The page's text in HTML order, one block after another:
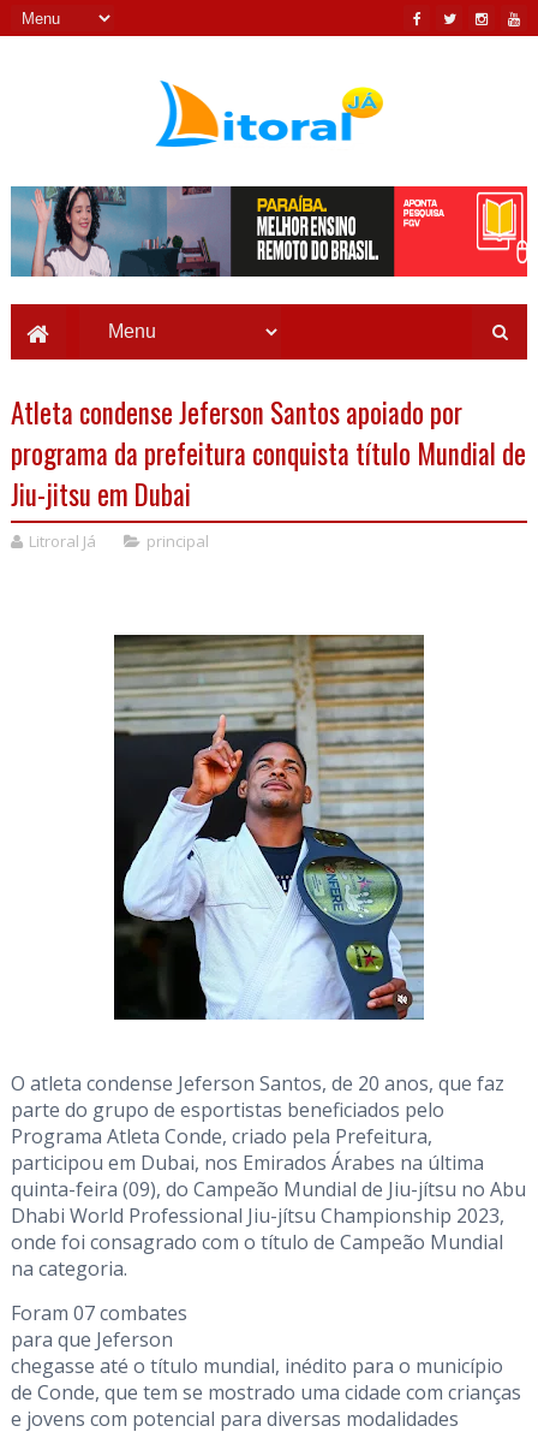
Atleta condense Jeferson Santos apoiado por
programa da prefeitura conquista título Mundial de
Jiu-jitsu em Dubai
Litroral Já principal
O atleta condense Jeferson Santos, de 20 anos, que faz
parte do grupo de esportistas beneficiados pelo
Programa Atleta Conde, criado pela Prefeitura,
participou em Dubai, nos Emirados Árabes na última
quinta-feira (09), do Campeão Mundial de Jiu-jítsu no Abu
Dhabi World Professional Jiu-jítsu Championship 2023,
onde foi consagrado com o título de Campeão Mundial
na categoria.
Foram 07 combates
para que Jeferson
chegasse até o título mundial, inédito para o município
de Conde, que tem se mostrado uma cidade com crianças
e jovens com potencial para diversas modalidades